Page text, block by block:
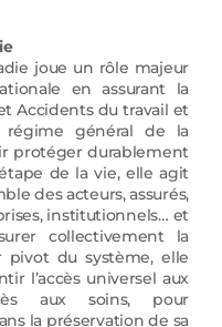
joue un rôle majeur
en assurant la
Accidents du travail et
régime général de la
protéger durablement
de la vie, elle agit
des acteurs, assurés,
institutionnels… et
collectivement la
pivot du système, elle
l’accès universel aux
aux soins, pour
la préservation de sa